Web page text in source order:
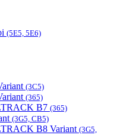
(5E5, 5E6)
(3C5)
(365)
B7 (365)
(3G5, CB5)
B8 Variant (3G5,